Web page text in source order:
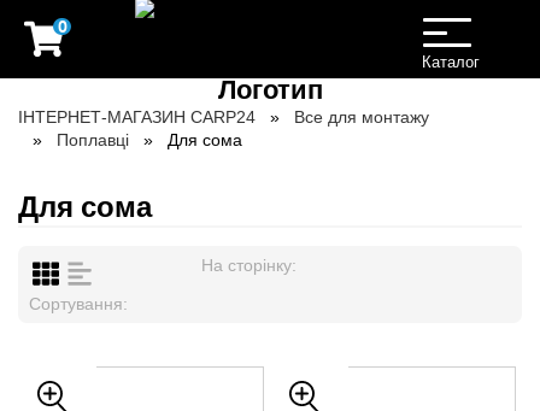
0
Toggle
navigation
Каталог
ІНТЕРНЕТ-МАГАЗИН CARP24
Все для монтажу
Поплавці
Для сома
Для сома
На сторінку:
Сортування: